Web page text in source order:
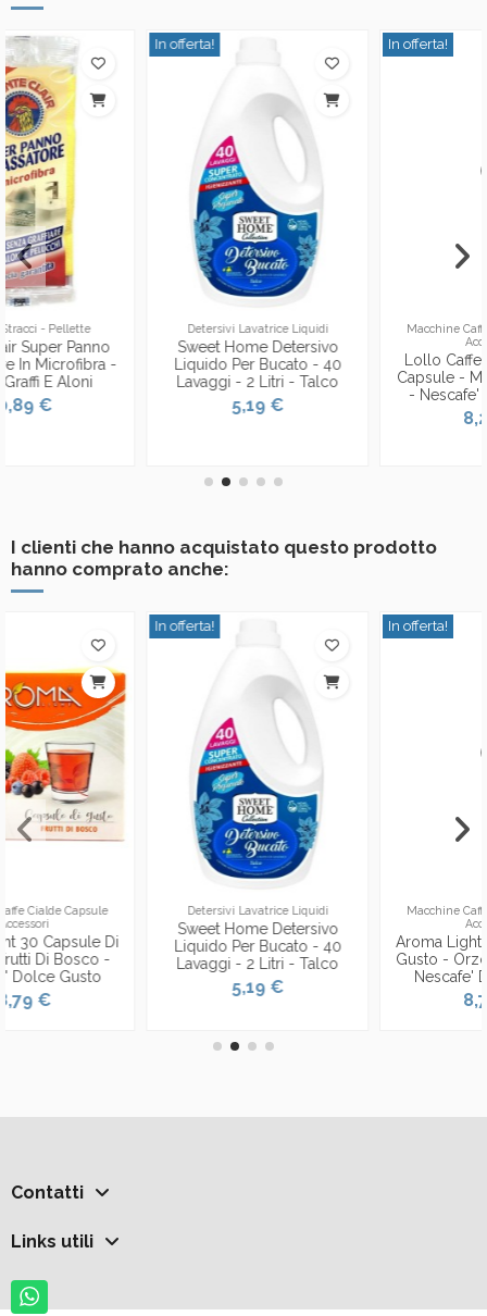
In offerta!
Macchine Caffe Cialde Capsule
Lollo Caffe' Espresso 30
Capsule - Miscela Classica
- Nescafe' Dolce Gusto
Deodoranti E Profumatori Per
Ole' Oies Ressenza
Deodorante Multiuso
Igienizzante 750ml -
I clienti che hanno acquistato questo prodotto
hanno comprato anche:
Macchine Caffe Cialde Capsule
Aroma Light 30 Capsule Di
Gusto - Orzo - Compatibili
Nescafe' Dolce Gusto
Macchine Caffe Cialde Capsule
Lollo Caffe' Espresso 30
Capsule - Dek Decaffeinato
- Nescafe' Dolce Gusto
Contatti
Links utili